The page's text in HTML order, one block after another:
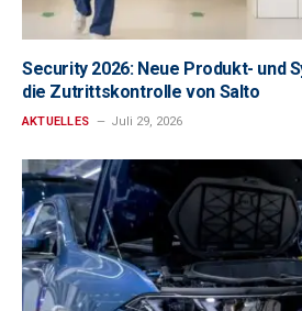
Security 2026: Neue Produkt- und
die Zutrittskontrolle von Salto
AKTUELLES Juli 29, 2026